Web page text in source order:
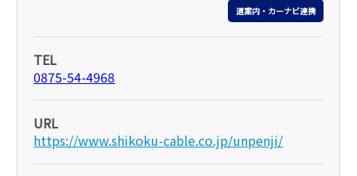
道案内・カーナビ連携
TEL
0875-54-4968
URL
https://www.shikoku-cable.co.jp/unpenji/